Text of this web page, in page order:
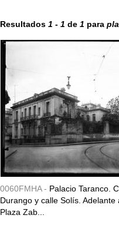
Resultados 1 - 1 de 1 para
0060FMHA - Palacio Taranco.
Durango y calle Solís. Adelante
Plaza Zab...